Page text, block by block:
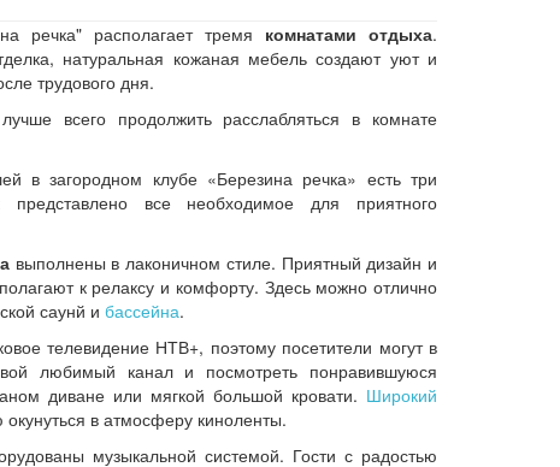
речка" располагает тремя комнатами отдыха.
натуральная кожаная мебель создают уют и
трудового дня.
лучше всего продолжить расслабляться в комнате
в загородном клубе «Березина речка» есть три
все необходимое для приятного
выполнены в лаконичном стиле. Приятный дизайн и
к релаксу и комфорту. Здесь можно отлично
саунй и бассейна.
телевидение НТВ+, поэтому посетители могут в
любимый канал и посмотреть понравившуюся
диване или мягкой большой кровати. Широкий
окунуться в атмосферу киноленты.
музыкальной системой. Гости с радостью